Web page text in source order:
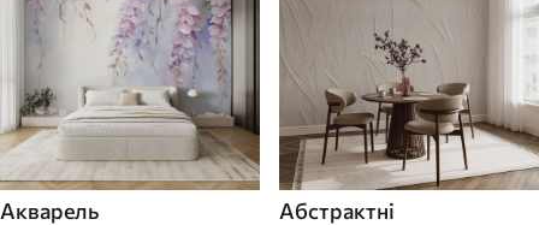
Акварель Абстрактні